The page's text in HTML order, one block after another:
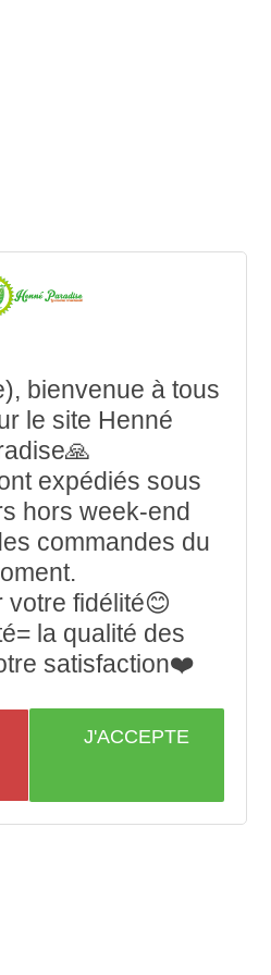
bienvenue à tous
le site Henné
expédiés sous
hors week-end
commandes du
votre fidélité😊
la qualité des
satisfaction❤️
J'ACCEPTE